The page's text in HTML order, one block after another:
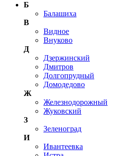
Б
Балашиха
В
Видное
Внуково
Д
Дзержинский
Дмитров
Долгопрудный
Домодедово
Ж
Железнодорожный
Жуковский
З
Зеленоград
И
Ивантеевка